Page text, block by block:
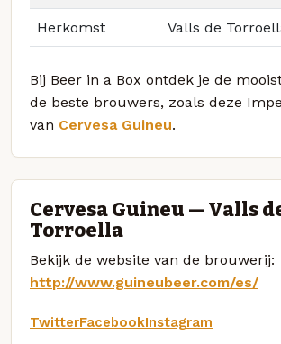
Herkomst Valls de
Bij Beer in a Box ontdek je de
de beste brouwers, zoals deze
van Cervesa Guineu.
Cervesa Guineu — Valls
Torroella
Bekijk de website van de brouwerij:
http://www.guineubeer.com/es/
TwitterFacebookInstagram